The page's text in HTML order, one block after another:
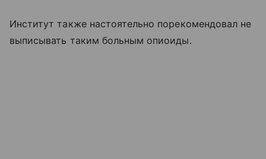
Институт также настоятельно порекомендовал не
выписывать таким больным опиоиды.